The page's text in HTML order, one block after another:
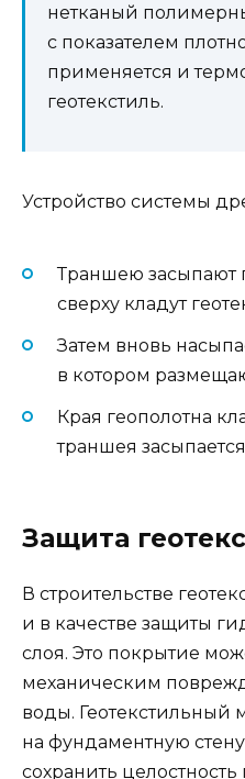
нетканый
с показателем
применяется и
геотекстиль.
Устройство системы
Траншею засыпают
сверху кладут
Затем вновь
в котором
Края геополотна
траншея
Защита
В строительстве
и в качестве защиты
слоя. Это покрытие
механическим
воды. Геотекстильный
на фундаментную
сохранить